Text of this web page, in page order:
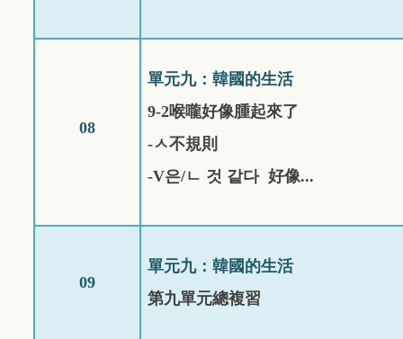
08
單元九：韓國的生活
9-2喉嚨好像腫起來了
-ㅅ不規則
-V은/ㄴ 것 같다 好像...
09
單元九：韓國的生活
第九單元總複習